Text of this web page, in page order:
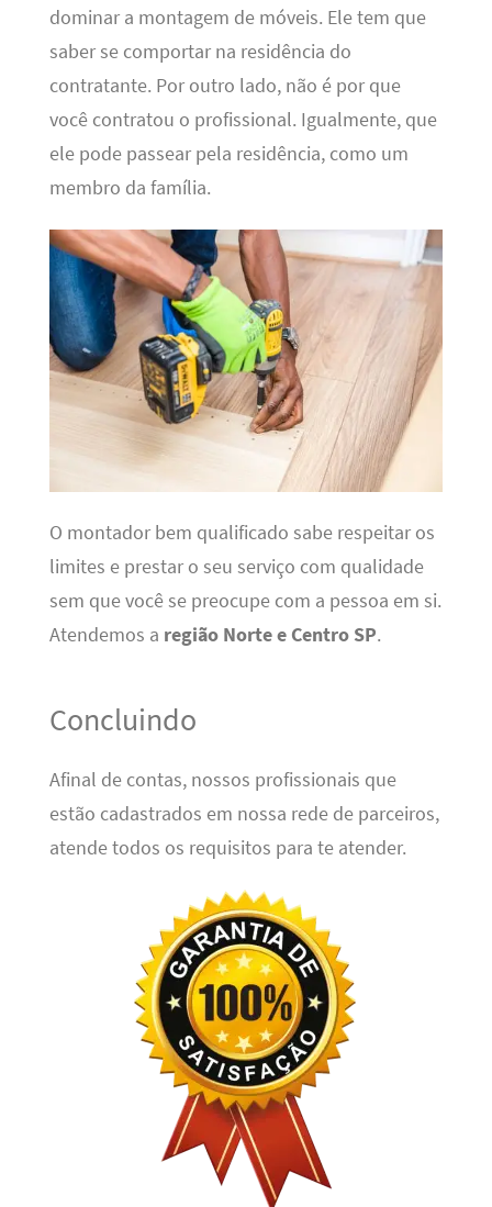
dominar a montagem de móveis. Ele tem que
saber se comportar na residência do
contratante. Por outro lado, não é por que
você contratou o profissional. Igualmente, que
ele pode passear pela residência, como um
membro da família.
O montador bem qualificado sabe respeitar os
limites e prestar o seu serviço com qualidade
sem que você se preocupe com a pessoa em si.
Atendemos a região Norte e Centro SP.
Concluindo
Afinal de contas, nossos profissionais que
estão cadastrados em nossa rede de parceiros,
atende todos os requisitos para te atender.